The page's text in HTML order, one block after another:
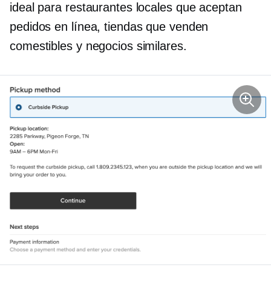
ideal para restaurantes locales que aceptan
pedidos en línea, tiendas que venden
comestibles y negocios similares.